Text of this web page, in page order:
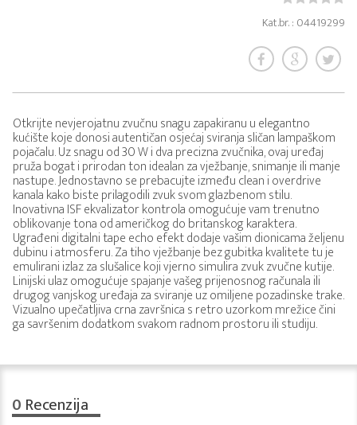
Kat.br. : 04419299
Otkrijte nevjerojatnu zvučnu snagu zapakiranu u elegantno
kućište koje donosi autentičan osjećaj sviranja sličan lampaškom
pojačalu. Uz snagu od 30 W i dva precizna zvučnika, ovaj uređaj
pruža bogat i prirodan ton idealan za vježbanje, snimanje ili manje
nastupe. Jednostavno se prebacujte između clean i overdrive
kanala kako biste prilagodili zvuk svom glazbenom stilu.
Inovativna ISF ekvalizator kontrola omogućuje vam trenutno
oblikovanje tona od američkog do britanskog karaktera.
Ugrađeni digitalni tape echo efekt dodaje vašim dionicama željenu
dubinu i atmosferu. Za tiho vježbanje bez gubitka kvalitete tu je
emulirani izlaz za slušalice koji vjerno simulira zvuk zvučne kutije.
Linijski ulaz omogućuje spajanje vašeg prijenosnog računala ili
drugog vanjskog uređaja za sviranje uz omiljene pozadinske trake.
Vizualno upečatljiva crna završnica s retro uzorkom mrežice čini
ga savršenim dodatkom svakom radnom prostoru ili studiju.
0 Recenzija